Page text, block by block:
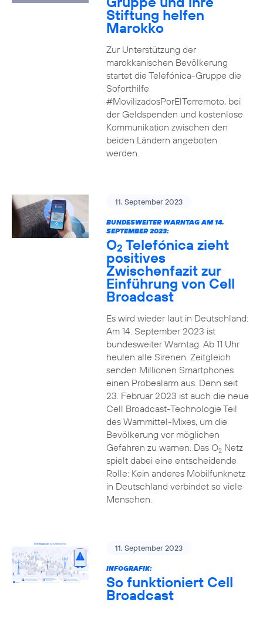
Stiftung helfen
Marokko
Zur Unterstützung der
marokkanischen Bevölkerung
startet die Telefónica-Gruppe die
Soforthilfe
#MovilizadosPorElTerremoto, bei
der Geldspenden und kostenlose
Kommunikation zwischen den
beiden Ländern angeboten
werden.
11. September 2023
BUNDESWEITER WARNTAG AM 14.
SEPTEMBER 2023:
O2 Telefónica zieht
positives
Zwischenfazit zur
Einführung von Cell
Broadcast
Es wird wieder laut in Deutschland:
Am 14. September 2023 ist
bundesweiter Warntag. Ab 11 Uhr
heulen alle Sirenen. Zeitgleich
senden Millionen Smartphones
einen Probealarm aus. Denn seit
23. Februar 2023 ist auch die neue
Cell Broadcast-Technologie Teil
des Warnmittel-Mixes, um die
Bevölkerung vor möglichen
Gefahren zu warnen. Das O2Netz
spielt dabei eine entscheidende
Rolle: Kein anderes Mobilfunknetz
in Deutschland verbindet so viele
Menschen.
11. September 2023
INFOGRAFIK:
So funktioniert Cell
Broadcast